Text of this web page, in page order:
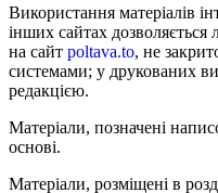
Використання матеріалів
інших сайтах дозволяється
на сайт poltava.to, не
системами; у друкованих
редакцією.
Матеріали, позначені
основі.
Матеріали, розміщені в